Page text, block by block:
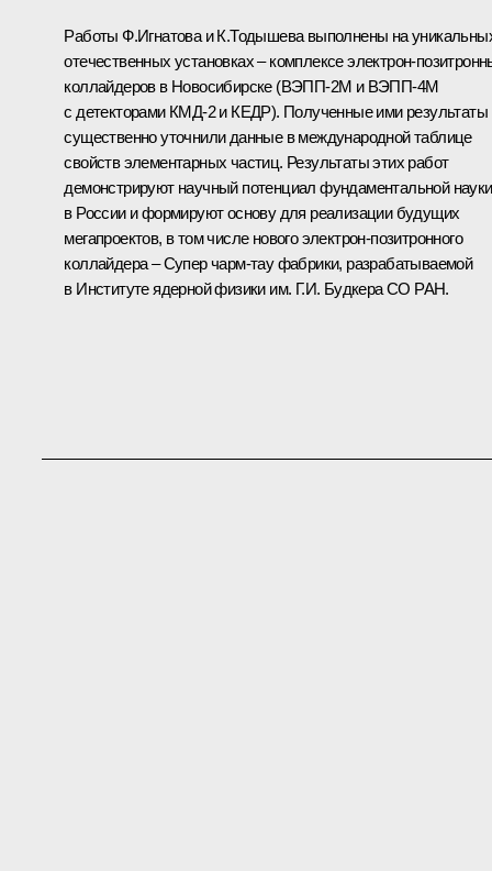
Работы Ф.Игнатова и К.Тодышева выполнены на
отечественных установках – комплексе электрон-
коллайдеров в Новосибирске (ВЭПП-2М и ВЭПП-4М
с детекторами КМД-2 и КЕДР). Полученные ими результаты
существенно уточнили данные в международной таблице
свойств элементарных частиц. Результаты этих работ
демонстрируют научный потенциал фундаментальной науки
в России и формируют основу для реализации будущих
мегапроектов, в том числе нового электрон-позитронного
коллайдера – Супер чарм-тау фабрики, разрабатываемой
в Институте ядерной физики им. Г.И. Будкера СО РАН.